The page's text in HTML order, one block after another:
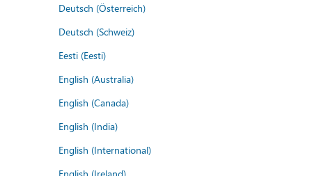
Deutsch (Österreich)
Deutsch (Schweiz)
Eesti (Eesti)
English (Australia)
English (Canada)
English (India)
English (International)
English (Ireland)